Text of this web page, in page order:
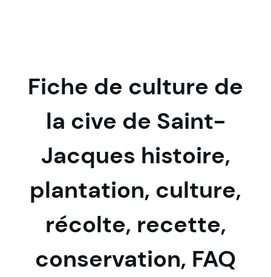
Fiche de culture de
la cive de Saint-
Jacques histoire,
plantation, culture,
récolte, recette,
conservation, FAQ